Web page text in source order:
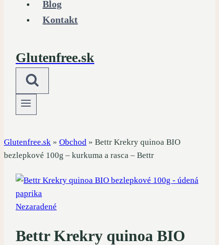
Blog
Kontakt
Glutenfree.sk
Glutenfree.sk » Obchod » Bettr Krekry quinoa BIO
bezlepkové 100g – kurkuma a rasca – Bettr
Nezaradené
Bettr Krekry quinoa BIO